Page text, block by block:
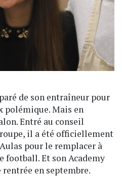
de son entraîneur pour
polémique. Mais en
Entré au conseil
il a été officiellement
pour le remplacer à
football. Et son Academy
rentrée en septembre.